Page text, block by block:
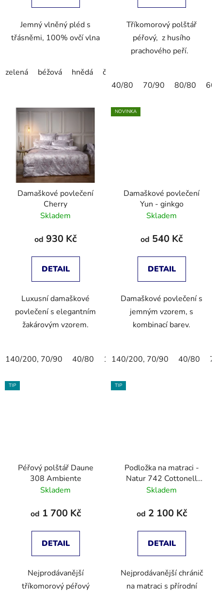
Jemný vlněný pléd s
třásněmi, 100% ovčí vlna
zelená béžová hnědá červená
Tříkomorový polštář
péřový, z husího
prachového peří.
40/80 70/90 80/80
Damaškové povlečení
Cherry
Skladem
od 930 Kč
DETAIL
Luxusní damaškové
povlečení s elegantním
žakárovým vzorem.
140/200, 70/90 40/80 135/200,80/80 155/220,80/
NOVINKA
Damaškové povlečení
Yun - ginkgo
Skladem
od 540 Kč
DETAIL
Damaškové povlečení s
jemným vzorem, s
kombinací barev.
140/200, 70/90 40/80
TIP
Péřový polštář Daune
308 Ambiente
Skladem
od 1 700 Kč
DETAIL
Nejprodávanější
tříkomorový péřový
TIP
Podložka na matraci -
Natur 742 Cottonell
Topper
Skladem
od 2 100 Kč
DETAIL
Nejprodávanější chránič
na matraci s přírodní